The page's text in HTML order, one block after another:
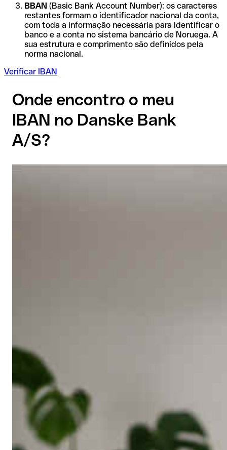
BBAN (Basic Bank Account Number): os caracteres
restantes formam o identificador nacional da conta,
com toda a informação necessária para identificar o
banco e a conta no sistema bancário de Noruega. A
sua estrutura e comprimento são definidos pela
norma nacional.
Verificar IBAN
Onde encontro o meu
IBAN no Danske Bank
A/S?